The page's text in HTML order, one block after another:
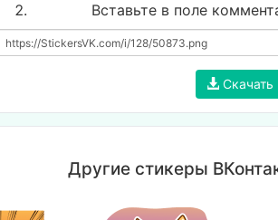
Вставьте в поле
Скачать
Другие стикеры